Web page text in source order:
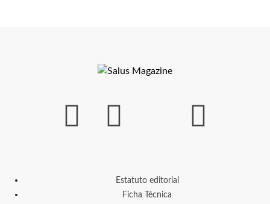
Estatuto editorial
Ficha Técnica